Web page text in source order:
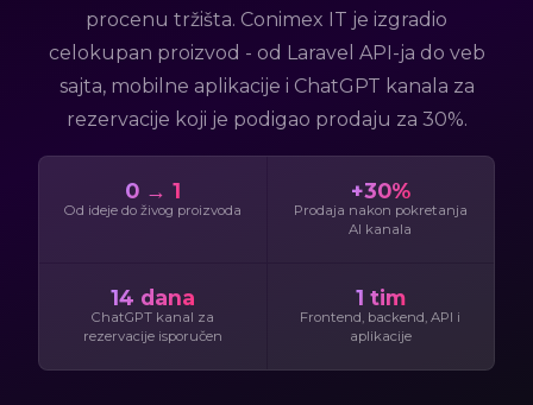
procenu tržišta. Conimex IT je izgradio
celokupan proizvod - od Laravel API-ja do veb
sajta, mobilne aplikacije i ChatGPT kanala za
rezervacije koji je podigao prodaju za 30%.
0 → 1
Od ideje do živog proizvoda
+30%
Prodaja nakon pokretanja
AI kanala
14 dana
ChatGPT kanal za
rezervacije isporučen
1 tim
Frontend, backend, API i
aplikacije